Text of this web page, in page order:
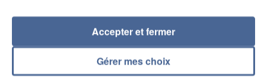
L’UN DES FONDATEURS SUPPOSÉS DE LA DZ
Gérer mes choix
Accepter et fermer